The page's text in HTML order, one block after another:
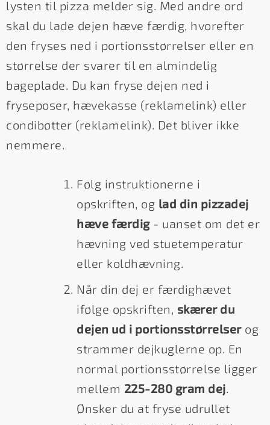
lysten til pizza melder sig. Med andre ord
skal du lade dejen hæve færdig, hvorefter
den fryses ned i portionsstørrelser eller en
størrelse der svarer til en almindelig
bageplade. Du kan fryse dejen ned i
fryseposer, hævekasse (reklamelink) eller
condibøtter (reklamelink). Det bliver ikke
nemmere.
Følg instruktionerne i
opskriften, og lad din pizzadej
hæve færdig- uanset om det er
hævning ved stuetemperatur
eller koldhævning.
Når din dej er færdighævet
ifølge opskriften, skærer du
dejen ud i portionsstørrelserog
strammer dejkuglerne op. En
normal portionsstørrelse ligger
mellem 225-280 gram dej.
Ønsker du at fryse udrullet